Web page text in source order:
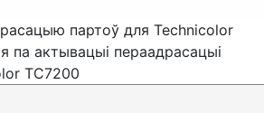
партоў для Technicolor
па актывацыі пераадрасацыі
TC7200